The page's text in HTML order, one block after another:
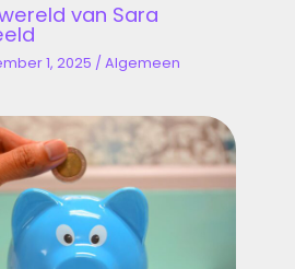
van Sara
1, 2025 /Algemeen